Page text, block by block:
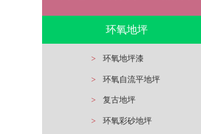
环氧地坪
> 环氧地坪漆
> 环氧自流平地坪
> 复古地坪
> 环氧彩砂地坪